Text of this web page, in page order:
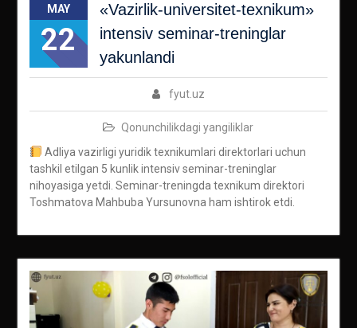
MAY
22
«Vazirlik-universitet-texnikum»
intensiv seminar-treninglar
yakunlandi
fyut.uz
Qonunchilikdagi yangiliklar
Adliya vazirligi yuridik texnikumlari direktorlari uchun
tashkil etilgan 5 kunlik intensiv seminar-treninglar
nihoyasiga yetdi. Seminar-treningda texnikum direktori
Toshmatova Mahbuba Yursunovna ham ishtirok etdi.